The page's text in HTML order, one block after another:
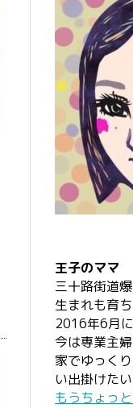
王子のママ
三十路街道
生まれも育
2016年6月
今は専業主婦
家でゆっく
い出掛けた
もうちょっ